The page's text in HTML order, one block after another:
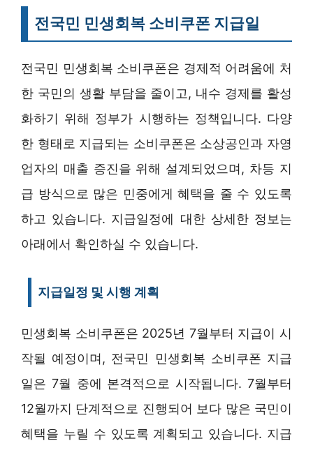
전국민 민생회복 소비쿠폰 지급일
전국민 민생회복 소비쿠폰은 경제적 어려움에 처
한 국민의 생활 부담을 줄이고, 내수 경제를 활성
화하기 위해 정부가 시행하는 정책입니다. 다양
한 형태로 지급되는 소비쿠폰은 소상공인과 자영
업자의 매출 증진을 위해 설계되었으며, 차등 지
급 방식으로 많은 민중에게 혜택을 줄 수 있도록
하고 있습니다. 지급일정에 대한 상세한 정보는
아래에서 확인하실 수 있습니다.
지급일정 및 시행 계획
민생회복 소비쿠폰은 2025년 7월부터 지급이 시
작될 예정이며, 전국민 민생회복 소비쿠폰 지급
일은 7월 중에 본격적으로 시작됩니다. 7월부터
12월까지 단계적으로 진행되어 보다 많은 국민이
혜택을 누릴 수 있도록 계획되고 있습니다. 지급